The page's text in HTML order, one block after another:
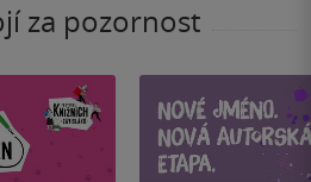
za pozornost